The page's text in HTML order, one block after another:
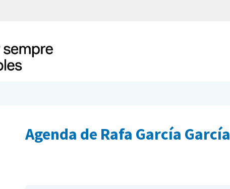
Agenda de Rafa García García